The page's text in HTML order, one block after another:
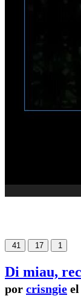
41 17 1
Di miau,
por crisngie